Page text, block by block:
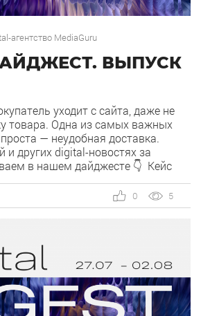
агентство MediaGuru
ВЫПУСК
уходит с сайта, даже не
товара. Одна из самых важных
— неудобная доставка.
и других digital-новостях за
в нашем дайджесте 👇 Кейс
Агентство продвигает ресторан
[…]
5
0